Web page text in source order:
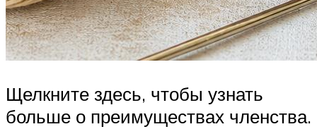
Щелкните здесь, чтобы узнать
больше о преимуществах членства.